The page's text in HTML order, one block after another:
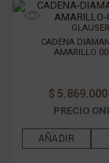
GLAUSER
CADENA
AMARILLO
$ 5.869.000
PRECIO
AÑADIR